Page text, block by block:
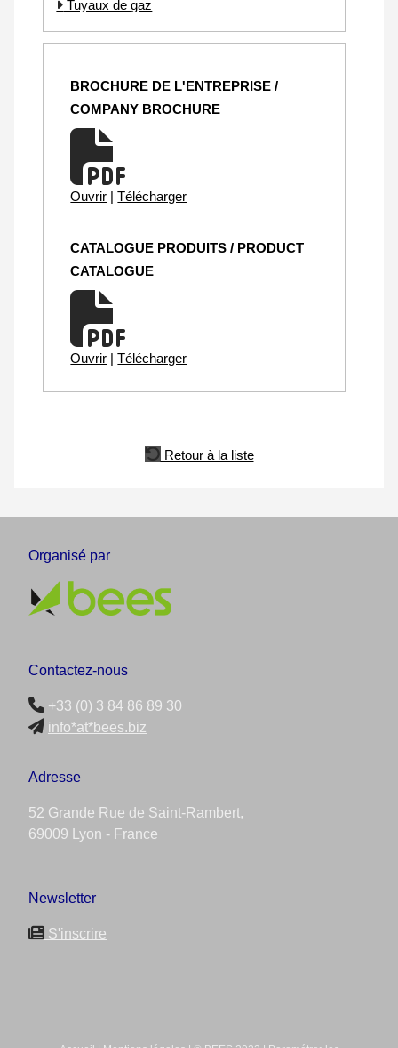
Tuyaux de gaz
BROCHURE DE L'ENTREPRISE /
COMPANY BROCHURE
Ouvrir | Télécharger
CATALOGUE PRODUITS / PRODUCT
CATALOGUE
Ouvrir | Télécharger
Retour à la liste
Organisé par
Contactez-nous
+33 (0) 3 84 86 89 30
info*at*bees.biz
Adresse
52 Grande Rue de Saint-Rambert,
69009 Lyon - France
Newsletter
S'inscrire